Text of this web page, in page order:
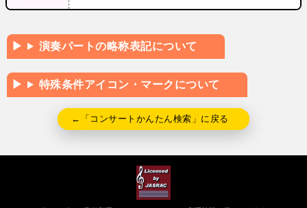
演奏パートの略称表記について
特殊条件アイコン・マークについて
←「コンサートかんたん検索」に戻る